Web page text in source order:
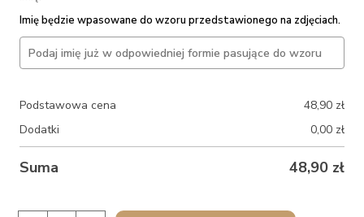
Imię będzie wpasowane do wzoru przedstawionego na zdjęciach.
Podstawowa cena 48,90 zł
Dodatki
0,00 zł
Suma 48,90 zł